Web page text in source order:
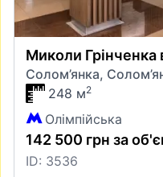
Миколи Грінченка
Солом’янка,
248 м2
Олімпійська
142 500 грн за
ID: 3536